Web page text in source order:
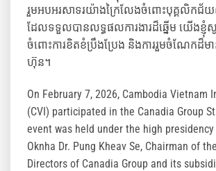
រួមអបអរសាទរយ៉ាងក្រៃលែងចំពោះបុគ្គលិកជ័
ដែលទទួលបានលទ្ធផលការងារដ៏ឆ្នើម យើងខ្
ចំពោះការខិតខំប្រឹងប្រែង និងការរួមចំណែកដ៏មា
ហ៊ុន។
On February 7, 2026, Cambodia Vietnam
(CVI) participated in the Canadia Group
event was held under the high
Oknha Dr. Pung Kheav Se, Chairman of
Directors of Canadia Group and its